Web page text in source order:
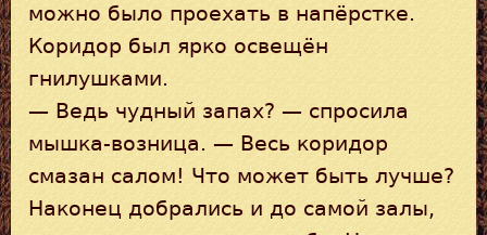
можно было проехать в напёрстке.
Коридор был ярко освещён
гнилушками.
— Ведь чудный запах? — спросила
мышка-возница. — Весь коридор
смазан салом! Что может быть лучше?
Наконец добрались и до самой залы,